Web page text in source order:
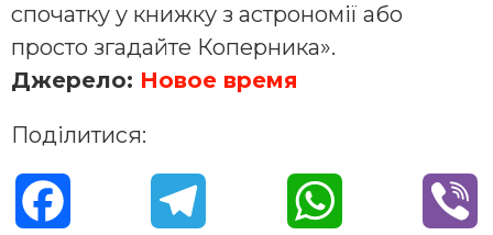
спочатку у книжку з астрономії або
просто згадайте Коперника».
Джерело: Новое время
Поділитися: